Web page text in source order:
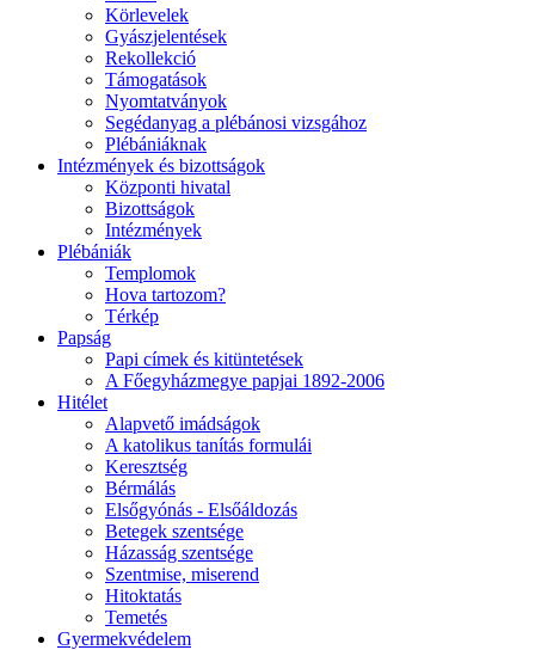
Körlevelek
Gyászjelentések
Rekollekció
Támogatások
Nyomtatványok
Segédanyag a plébánosi vizsgához
Plébániáknak
Intézmények és bizottságok
Központi hivatal
Bizottságok
Intézmények
Plébániák
Templomok
Hova tartozom?
Térkép
Papság
Papi címek és kitüntetések
A Főegyházmegye papjai 1892-2006
Hitélet
Alapvető imádságok
A katolikus tanítás formulái
Keresztség
Bérmálás
Elsőgyónás - Elsőáldozás
Betegek szentsége
Házasság szentsége
Szentmise, miserend
Hitoktatás
Temetés
Gyermekvédelem